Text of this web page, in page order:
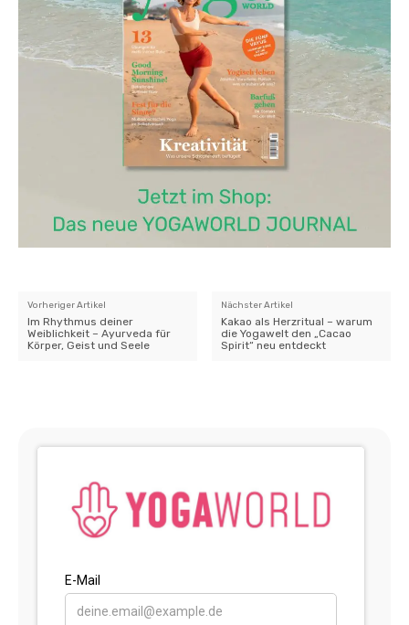
Vorheriger Artikel
Im Rhythmus deiner
Weiblichkeit – Ayurveda für
Körper, Geist und Seele
Nächster Artikel
Kakao als Herzritual – warum
die Yogawelt den „Cacao
Spirit“ neu entdeckt